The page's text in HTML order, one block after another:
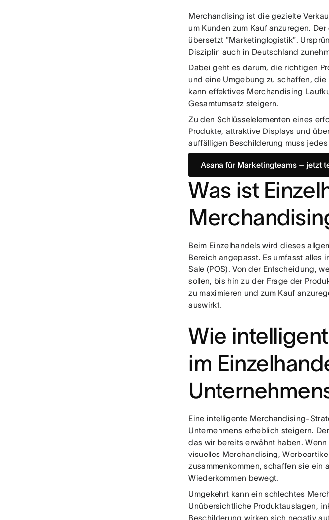
Merchandising ist die gezielte
um Kunden zum Kauf anzuregen.
übersetzt "Marketinglogistik".
Disziplin auch in Deutschland
Dabei geht es darum, die richtigen
und eine Umgebung zu schaffen,
kann effektives Merchandising
Gesamtumsatz steigern.
Zu den Schlüsselelementen eines
Produkte, attraktive Displays und
auffälligen Beschilderung muss
Asana für Marketingteams – jetzt
Was ist
Beim Einzelhandels wird dieses
Bereich angepasst. Es umfasst alles
Sale (POS). Von der Entscheidung,
sollen, bis hin zu der Frage der
zu maximieren und zum Kauf
auswirkt.
Wie
im
Eine intelligente Merchandising-
Unternehmens erheblich steigern.
das wir bereits erwähnt haben.
visuelles Merchandising,
zusammenkommen, schaffen sie ein
Wiederkommen bewegt.
Umgekehrt kann ein schlechtes
Unübersichtliche Produktauslagen,
Beschilderung wirken sich negativ